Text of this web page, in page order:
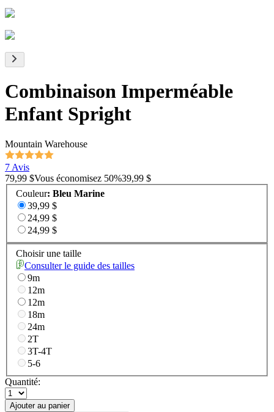
Combinaison Imperméable
Enfant Spright
Mountain Warehouse
7 Avis
79,99 $Vous économisez 50%39,99 $
Couleur: Bleu Marine
39,99 $
24,99 $
24,99 $
Choisir une taille
Consulter le guide des tailles
9m
12m
12m
18m
24m
2T
3T-4T
5-6
Quantité:
Ajouter au panier